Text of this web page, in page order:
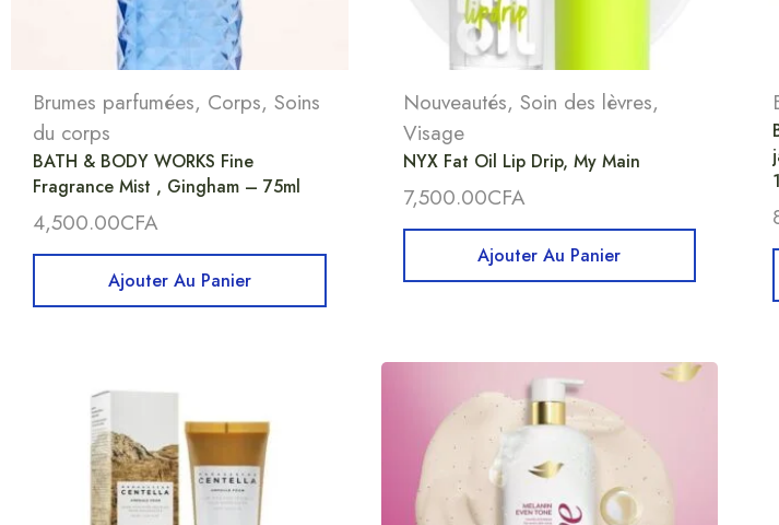
Brumes parfumées, Corps, Soins
du corps
BATH & BODY WORKS Fine
Fragrance Mist , Gingham – 75ml
4,500.00CFA
Ajouter Au Panier
Nouveautés, Soin des lèvres,
Visage
NYX Fat Oil Lip Drip, My Main
7,500.00CFA
Ajouter Au Panier